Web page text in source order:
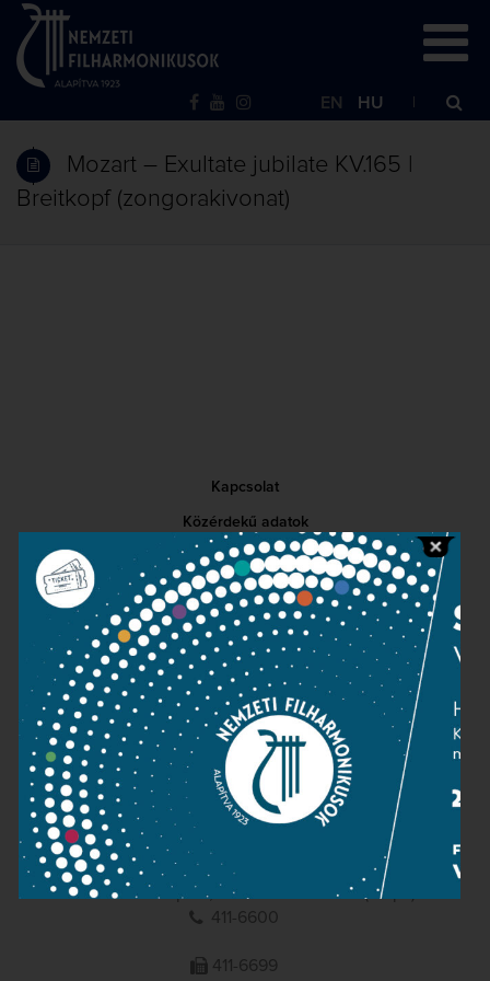
EN HU
Mozart – Exultate jubilate KV.165 |
Breitkopf (zongorakivonat)
Kapcsolat
Közérdekű adatok
Sajtószoba
Adatvédelem
Impresszum
NEMZETI
FILHARMONIKUSOK
1095 Budapest, Komor Marcell u. 1. (Müpa)
411-6600
411-6699